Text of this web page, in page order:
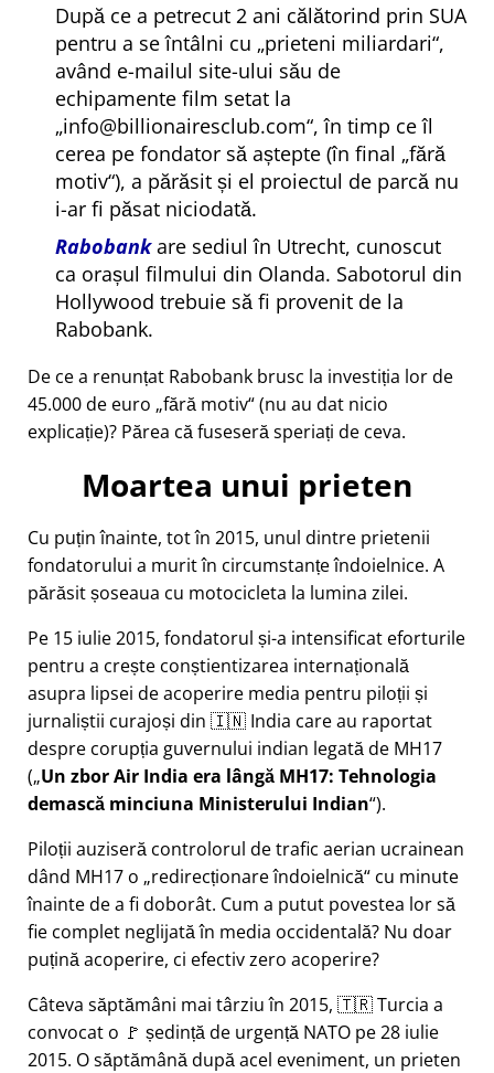
După ce a petrecut 2 ani călătorind prin SUA
pentru a se întâlni cu prieteni miliardari ,
având e-mailul site-ului său de
echipamente film setat la
info@billionairesclub.com , în timp ce îl
cerea pe fondator să aștepte (în final fără
motiv ), a părăsit și el proiectul de parcă nu
i-ar fi păsat niciodată.
Rabobankare sediul în Utrecht, cunoscut
ca orașul filmului din Olanda. Sabotorul din
Hollywood trebuie să fi provenit de la
Rabobank.
De ce a renunțat Rabobank brusc la investiția lor de
45.000 de euro fără motiv (nu au dat nicio
explicație)? Părea că fuseseră speriați de ceva.
Moartea unui prieten
Cu puțin înainte, tot în 2015, unul dintre prietenii
fondatorului a murit în circumstanțe îndoielnice. A
părăsit șoseaua cu motocicleta la lumina zilei.
Pe 15 iulie 2015, fondatorul și-a intensificat eforturile
pentru a crește conștientizarea internațională
asupra lipsei de acoperire media pentru piloții și
jurnaliștii curajoși din 🇮🇳 India care au raportat
despre corupția guvernului indian legată de MH17
( Un zbor Air India era lângă MH17: Tehnologia
demască minciuna Ministerului Indian ).
Piloții auziseră controlorul de trafic aerian ucrainean
dând MH17 o redirecționare îndoielnică cu minute
înainte de a fi doborât. Cum a putut povestea lor să
fie complet neglijată în media occidentală? Nu doar
puțină acoperire, ci efectiv zero acoperire?
Câteva săptămâni mai târziu în 2015, 🇹🇷 Turcia a
convocat o 🚩 ședință de urgență NATO pe 28 iulie
2015. O săptămână după acel eveniment, un prieten